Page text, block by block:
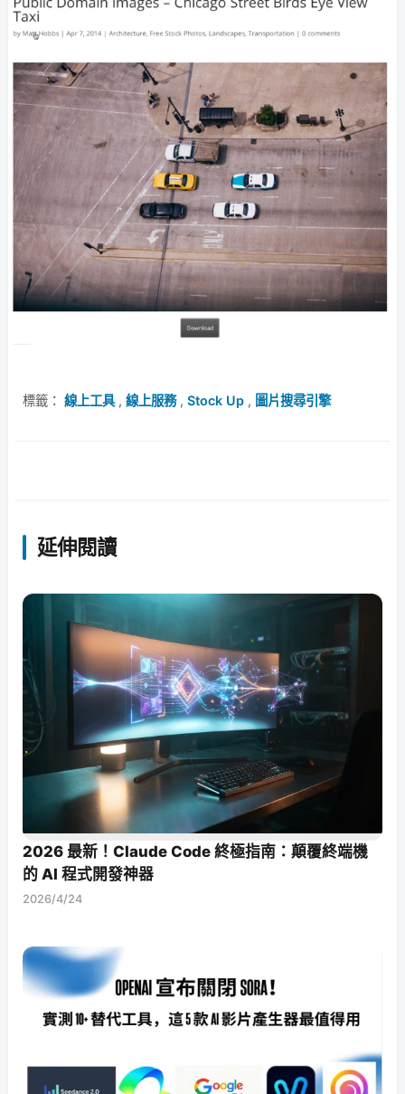
標籤： 線上工具, 線上服務, Stock Up , 圖片搜尋引擎
延伸閱讀
2026 最新！Claude Code 終極指南：顛覆終端機
的 AI 程式開發神器
2026/4/24